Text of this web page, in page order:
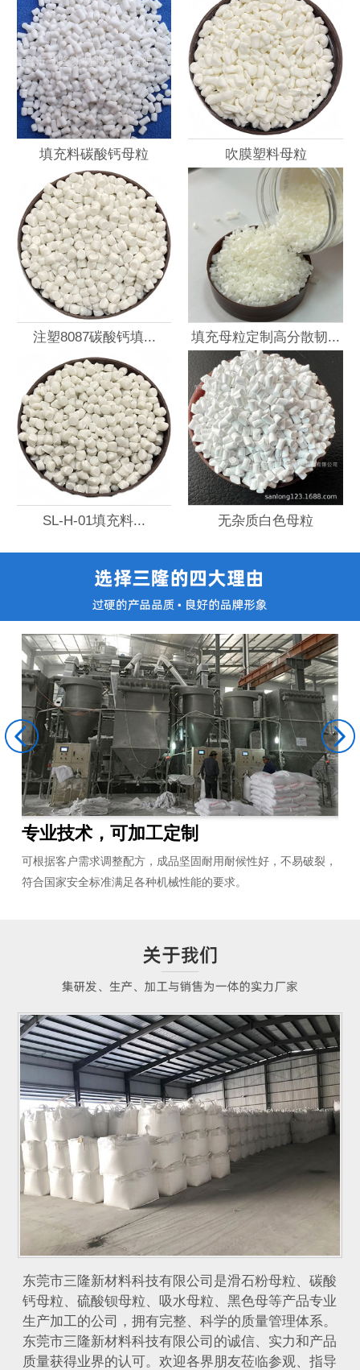
填充料碳酸钙母粒 吹膜塑料母粒
注塑8087碳酸钙填... 填充母粒定制高分散韧...
SL-H-01填充料... 无杂质白色母粒
专业技术，可加工定制
可根据客户需求调整配方，成品坚固耐用耐候性好，不易破裂，
符合国家安全标准满足各种机械性能的要求。
东莞市三隆新材料科技有限公司是滑石粉母粒、碳酸
钙母粒、硫酸钡母粒、吸水母粒、黑色母等产品专业
生产加工的公司，拥有完整、科学的质量管理体系。
东莞市三隆新材料科技有限公司的诚信、实力和产品
质量获得业界的认可。欢迎各界朋友莅临参观、指导